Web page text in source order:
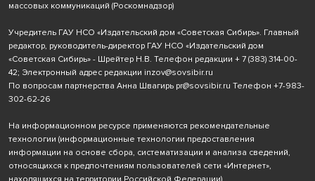
массовых коммуникаций (Роскомнадзор)
Учредитель ГАУ НСО «Издательский дом «Советская Сибирь». Главный
редактор, руководитель-директор ГАУ НСО «Издательский дом
«Советская Сибирь» - Шрейтер Н.В. Телефон редакции + 7 (383) 314-00-
42; Электронный адрес редакции inzov@sovsibir.ru
По вопросам партнерства Анна Швагирь pr@sovsibir.ru Телефон +7-983-
302-62-26
На информационном ресурсе применяются рекомендательные
технологии (информационные технологии предоставления
информации на основе сбора, систематизации и анализа сведений,
относящихся к предпочтениям пользователей сети «Интернет»,